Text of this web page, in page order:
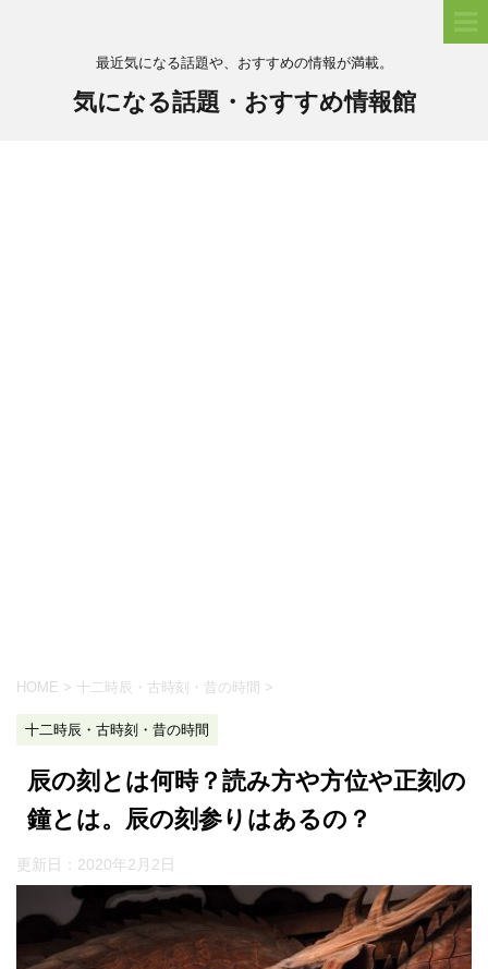
最近気になる話題や、おすすめの情報が満載。
気になる話題・おすすめ情報館
HOME > 十二時辰・古時刻・昔の時間 >
十二時辰・古時刻・昔の時間
辰の刻とは何時？読み方や方位や正刻の
鐘とは。辰の刻参りはあるの？
更新日： 2020年2月2日